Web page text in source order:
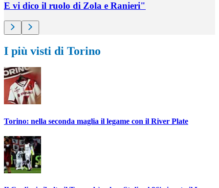
E vi dico il ruolo di Zola e Ranieri"
I più visti di Torino
Torino: nella seconda maglia il legame con il River Plate